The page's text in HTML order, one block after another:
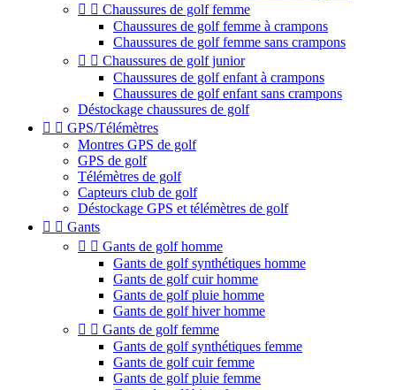
  Chaussures de golf femme
Chaussures de golf femme à crampons
Chaussures de golf femme sans crampons
  Chaussures de golf junior
Chaussures de golf enfant à crampons
Chaussures de golf enfant sans crampons
Déstockage chaussures de golf
  GPS/Télémètres
Montres GPS de golf
GPS de golf
Télémètres de golf
Capteurs club de golf
Déstockage GPS et télémètres de golf
  Gants
  Gants de golf homme
Gants de golf synthétiques homme
Gants de golf cuir homme
Gants de golf pluie homme
Gants de golf hiver homme
  Gants de golf femme
Gants de golf synthétiques femme
Gants de golf cuir femme
Gants de golf pluie femme